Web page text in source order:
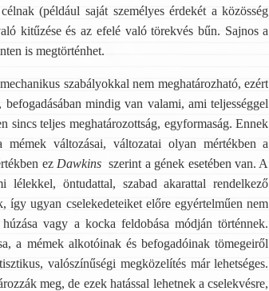
(például saját személyes érdekét a közösség
kitűzése és az efelé való törekvés bűn. Sajnos a
is megtörténhet.
szabályokkal nem meghatározható, ezért
mindig van valami, ami teljességgel
sincs teljes meghatározottság, egyformaság. Ennek
változásai, változatai olyan mértékben a
ez Dawkins szerint a gének esetében van. A
lélekkel, öntudattal, szabad akarattal rendelkező
ugyan cselekedeteiket előre egyértelműen nem
vagy a kocka feldobása módján történnek.
a mémek alkotóinak és befogadóinak tömegeiről
valószínűségi megközelítés már lehetséges.
meg, de ezek hatással lehetnek a cselekvésre,